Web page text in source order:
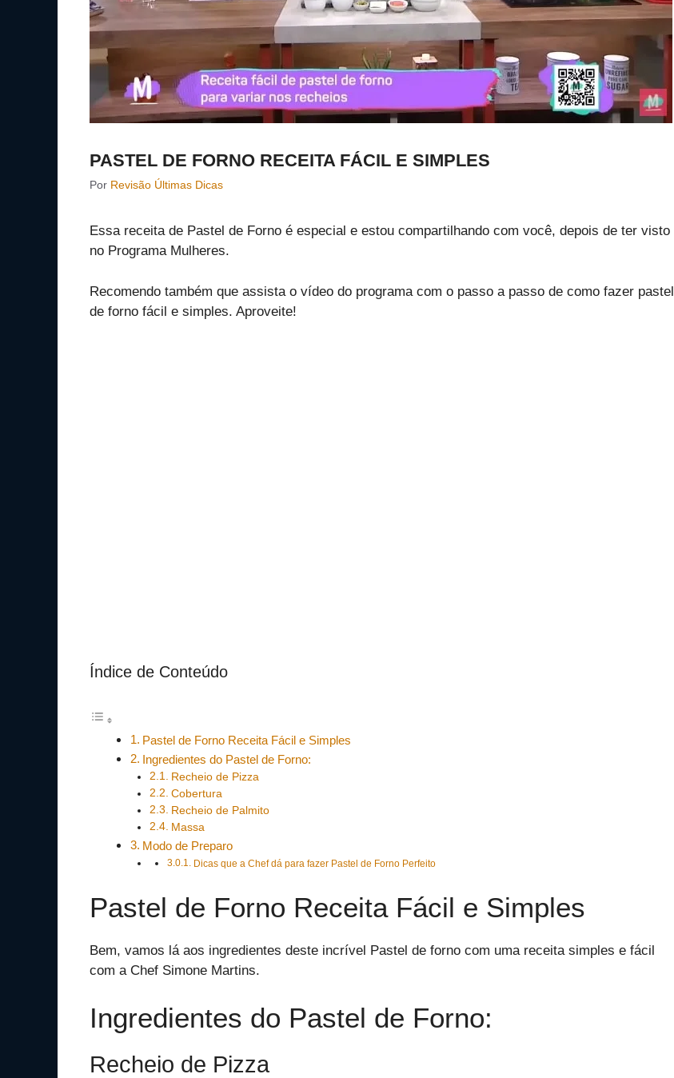
PASTEL DE FORNO RECEITA FÁCIL E SIMPLES
Por Revisão Últimas Dicas
Essa receita de Pastel de Forno é especial e estou compartilhando com você, depois de ter visto
no Programa Mulheres.
Recomendo também que assista o vídeo do programa com o passo a passo de como fazer pastel
de forno fácil e simples. Aproveite!
Índice de Conteúdo
Pastel de Forno Receita Fácil e Simples
Ingredientes do Pastel de Forno:
Recheio de Pizza
Cobertura
Recheio de Palmito
Massa
Modo de Preparo
Dicas que a Chef dá para fazer Pastel de Forno Perfeito
Pastel de Forno Receita Fácil e Simples
Bem, vamos lá aos ingredientes deste incrível Pastel de forno com uma receita simples e fácil
com a Chef Simone Martins.
Ingredientes do Pastel de Forno:
Recheio de Pizza